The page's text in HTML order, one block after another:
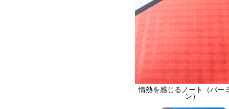
情熱を感じるノート（バー
ン）